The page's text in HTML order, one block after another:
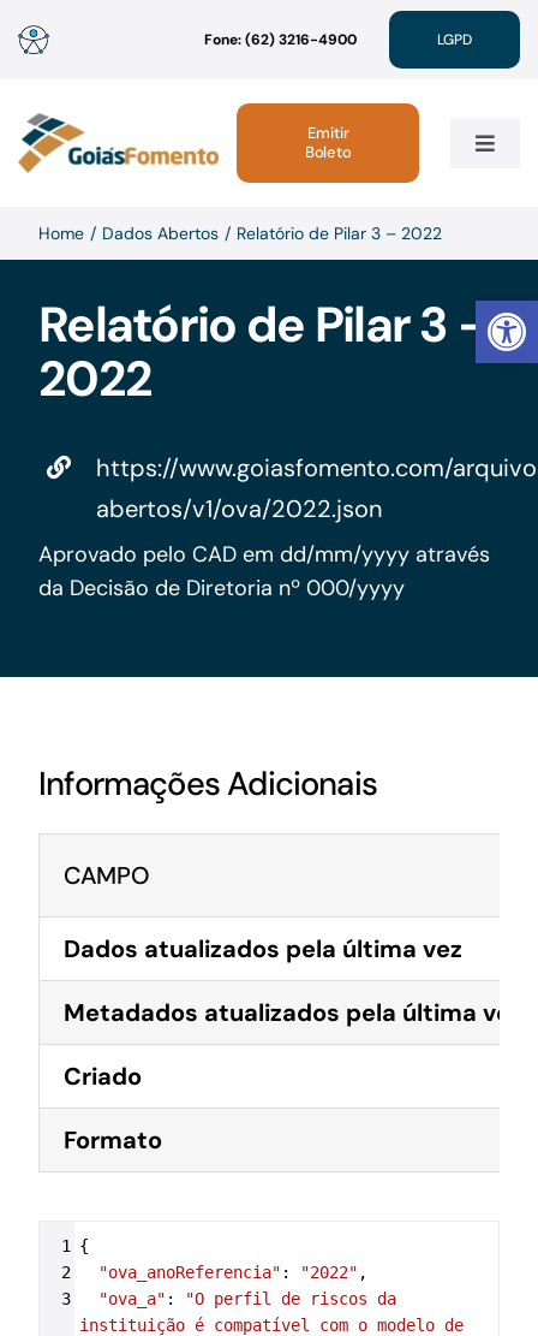
Abrir
para
conteúdo
Fone: (62) 3216-4900 LGPD
Toggle
Institucional
Linhas de Crédito
Atendimento
Sustentabilidade
Acesso à Informação
Emitir
Boleto
Home Dados Abertos Relatório de Pilar 3 – 2022
Relatório de Pilar 3 –
2022
https://www.goiasfomento.com/
abertos/v1/ova/2022.json
Aprovado pelo CAD em dd/mm/yyyy através
da Decisão de Diretoria nº 000/yyyy
Informações Adicionais
CAMPO
Dados atualizados pela última vez
Metadados atualizados pela última vez
Criado
Formato
Syntax
Highlighter
1
{
2
"ova_anoReferencia" : "2022" ,
3
"ova_a" :
"O perfil de riscos da
instituição é compatível com o modelo de